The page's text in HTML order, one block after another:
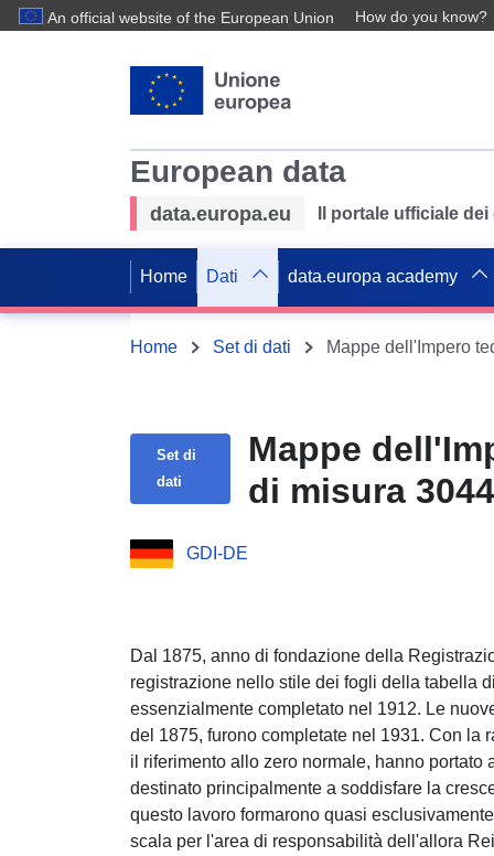
An official website of the European Union How do you know?
European data
data.europa.eu Il portale ufficiale
Home Dati data.europa academy
Home Set di dati
Set di
dati
Mappe
di misura
GDI-DE
Dal 1875, anno di fondazione della
registrazione nello stile dei fogli della tabella
essenzialmente completato nel 1912. Le
del 1875, furono completate nel 1931. Con la
il riferimento allo zero normale, hanno portato
destinato principalmente a soddisfare la
questo lavoro formarono quasi
scala per l'area di responsabilità dell'allora